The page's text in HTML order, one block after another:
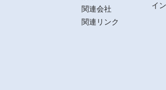
関連会社
関連リンク
イ